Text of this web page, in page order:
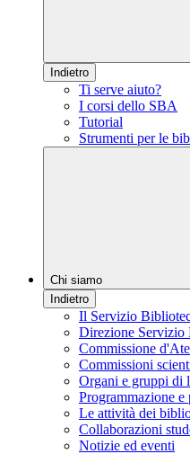
Indietro
Ti serve aiuto?
I corsi dello SBA
Tutorial
Strumenti per le
Chi siamo
Indietro
Il Servizio
Direzione Servizio
Commissione
Commissioni
Organi e gruppi di
Programmazione e
Le attività dei
Collaborazioni
Notizie ed eventi